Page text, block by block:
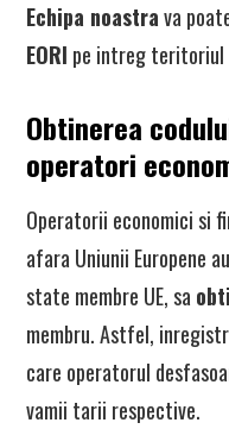
Echipa noastrava
EORI pe intreg
Obtinerea
operatori
Operatorii economici si
afara Uniunii Europene
state membre UE, sa
membru. Astfel,
care operatorul
vamii tarii respective.